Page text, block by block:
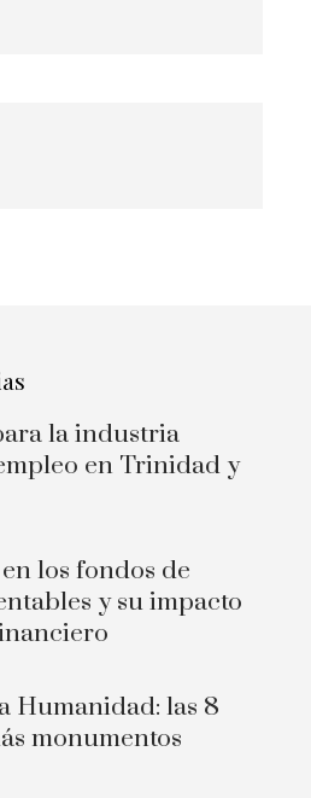
la industria
en Trinidad y
los fondos de
y su impacto
Humanidad: las 8
monumentos